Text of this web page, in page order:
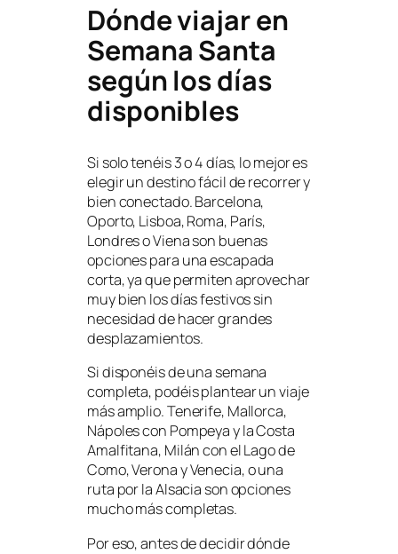
Dónde viajar en
Semana Santa
según los días
disponibles
Si solo tenéis 3 o 4 días, lo mejor es
elegir un destino fácil de recorrer y
bien conectado. Barcelona,
Oporto, Lisboa, Roma, París,
Londres o Viena son buenas
opciones para una escapada
corta, ya que permiten aprovechar
muy bien los días festivos sin
necesidad de hacer grandes
desplazamientos.
Si disponéis de una semana
completa, podéis plantear un viaje
más amplio. Tenerife, Mallorca,
Nápoles con Pompeya y la Costa
Amalfitana, Milán con el Lago de
Como, Verona y Venecia, o una
ruta por la Alsacia son opciones
mucho más completas.
Por eso, antes de decidir dónde